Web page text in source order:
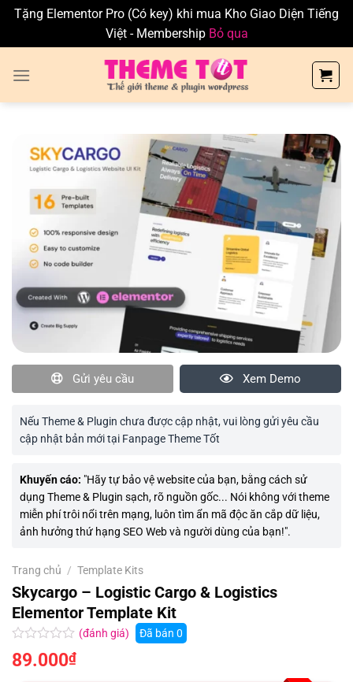
Tặng Elementor Pro (Có key) khi mua Kho Giao Diện Tiếng
Việt - Membership Bỏ qua
Gửi yêu cầu Xem Demo
Nếu Theme & Plugin chưa được cập nhật, vui lòng gửi yêu cầu
cập nhật bản mới tại Fanpage Theme Tốt
Khuyến cáo: "Hãy tự bảo vệ website của bạn, bằng cách sử
dụng Theme & Plugin sạch, rõ nguồn gốc... Nói không với theme
miễn phí trôi nổi trên mạng, luôn tìm ẩn mã độc ăn cắp dữ liệu,
ảnh hưởng thứ hạng SEO Web và người dùng của bạn!".
Trang chủ / Template Kits
Skycargo – Logistic Cargo & Logistics
Elementor Template Kit
Được
xếp
(đánh giá) Đã bán 0
89.000₫